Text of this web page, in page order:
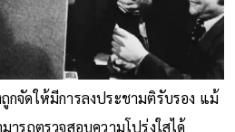
จัดให้มีการลงประชามติรับรอง แม้
ารถตรวจสอบความโปร่งใสได้